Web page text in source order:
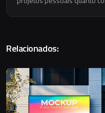
Relacionados: